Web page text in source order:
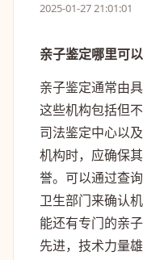
2025-01-27 21:01:01
亲子鉴定哪里可
亲子鉴定通常由
这些机构包括但
司法鉴定中心以
机构时，应确保
誉。可以通过查
卫生部门来确认
能还有专门的亲
先进，技术力量